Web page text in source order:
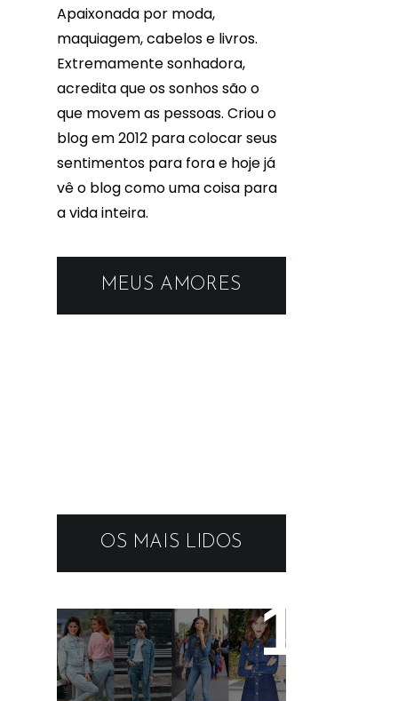
Apaixonada por moda,
maquiagem, cabelos e livros.
Extremamente sonhadora,
acredita que os sonhos são o
que movem as pessoas. Criou o
blog em 2012 para colocar seus
sentimentos para fora e hoje já
vê o blog como uma coisa para
a vida inteira.
MEUS AMORES
OS MAIS LIDOS
19 tendências dos
anos 90 que estão em
alta